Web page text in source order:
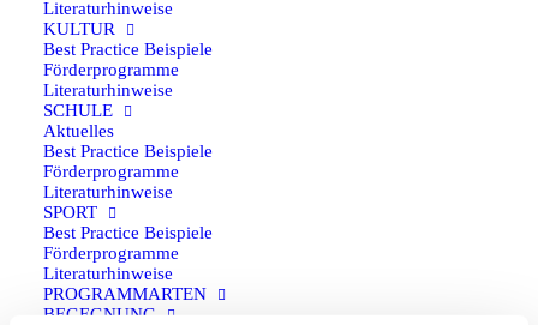
Literaturhinweise
KULTUR
Best Practice Beispiele
Förderprogramme
Literaturhinweise
SCHULE
Aktuelles
Best Practice Beispiele
Förderprogramme
Literaturhinweise
SPORT
Best Practice Beispiele
Förderprogramme
Literaturhinweise
PROGRAMMARTEN
BEGEGNUNG
eurodesk/eurodesk-jahrestagung-2025-in-koeln
Quelle: IJAB Newsletter 7/2025